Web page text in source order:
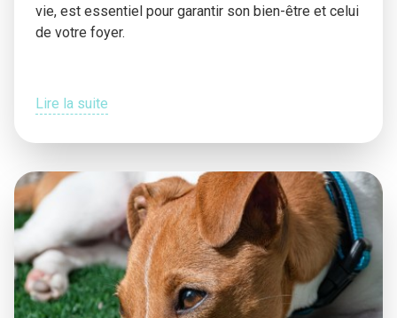
vie, est essentiel pour garantir son bien-être et celui
de votre foyer.
Lire la suite